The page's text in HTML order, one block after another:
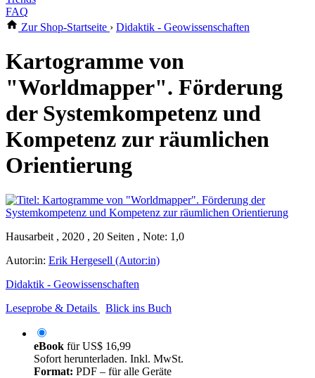
FAQ
Zur Shop-Startseite › Didaktik - Geowissenschaften
Kartogramme von
"Worldmapper". Förderung
der Systemkompetenz und
Kompetenz zur räumlichen
Orientierung
Hausarbeit , 2020 , 20 Seiten , Note: 1,0
Autor:in: Erik Hergesell (Autor:in)
Didaktik - Geowissenschaften
Leseprobe & Details
Blick ins Buch
eBook fürUS$ 16,99
Sofort herunterladen. Inkl. MwSt.
Format: PDF – für alle Geräte